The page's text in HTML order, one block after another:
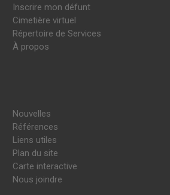
Inscrire mon défunt
Cimetière virtuel
Répertoire de Services
À propos
Nouvelles
Références
Liens utiles
Plan du site
Carte interactive
Nous joindre